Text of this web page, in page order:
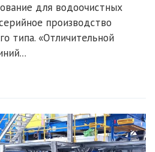
для водоочистных
производство
типа. «Отличительной